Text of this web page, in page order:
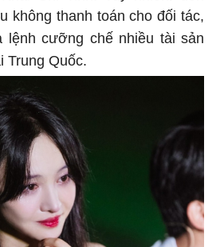
không thanh toán cho đối tác,
lệnh cưỡng chế nhiều tài sản
Trung Quốc.